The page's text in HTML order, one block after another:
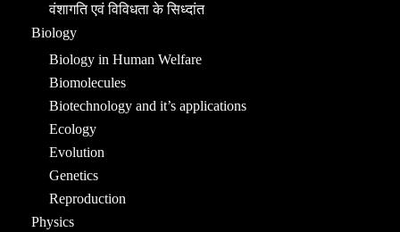
वंशागति एवं विविधता के सिध्दांत
Biology
Biology in Human Welfare
Biomolecules
Biotechnology and it’s applications
Ecology
Evolution
Genetics
Reproduction
Physics